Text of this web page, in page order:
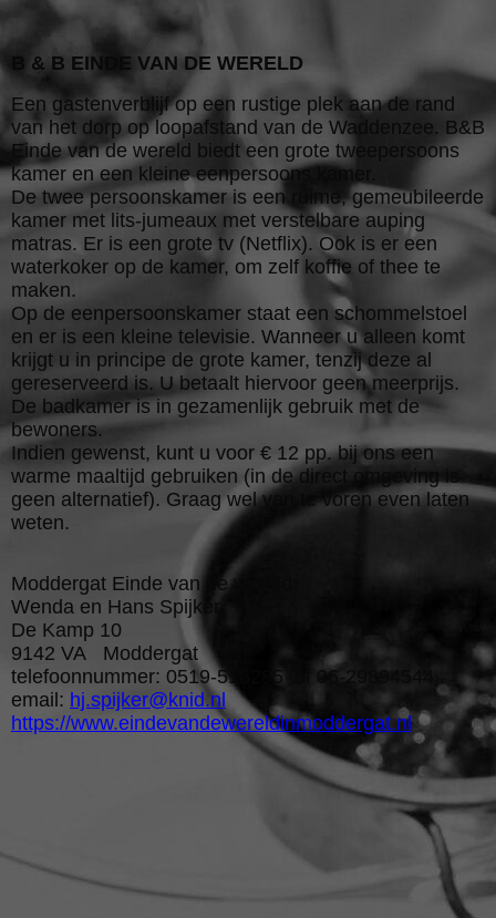
B & B EINDE VAN DE WERELD
Een gastenverblijf op een rustige plek aan de rand
van het dorp op loopafstand van de Waddenzee. B&B
Einde van de wereld biedt een grote tweepersoons
kamer en een kleine eenpersoons kamer.
De twee persoonskamer is een ruime, gemeubileerde
kamer met lits-jumeaux met verstelbare auping
matras. Er is een grote tv (Netflix). Ook is er een
waterkoker op de kamer, om zelf koffie of thee te
maken.
Op de eenpersoonskamer staat een schommelstoel
en er is een kleine televisie. Wanneer u alleen komt
krijgt u in principe de grote kamer, tenzij deze al
gereserveerd is. U betaalt hiervoor geen meerprijs.
De badkamer is in gezamenlijk gebruik met de
bewoners.
Indien gewenst, kunt u voor € 12 pp. bij ons een
warme maaltijd gebruiken (in de direct omgeving is
geen alternatief). Graag wel van te voren even laten
weten.
Moddergat Einde van de wereld
Wenda en Hans Spijker
De Kamp 10
9142 VA Moddergat
telefoonnummer: 0519-518285 of 06-29894544
email: hj.spijker@knid.nl
https://www.eindevandewereldinmoddergat.nl